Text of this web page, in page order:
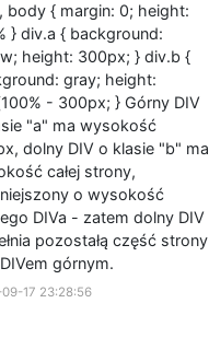
body { margin: 0; height:
} div.a { background:
height: 300px; } div.b {
gray; height:
- 300px; } Górny DIV
"a" ma wysokość
dolny DIV o klasie "b" ma
całej strony,
o wysokość
DIVa - zatem dolny DIV
pozostałą część strony
górnym.
17 23:28:56